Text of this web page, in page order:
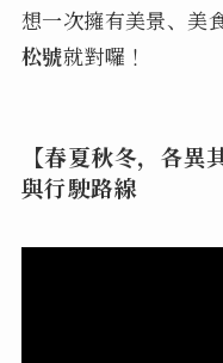
想一次擁有美景、美
松號就對囉！
【春夏秋冬，各
與行駛路線